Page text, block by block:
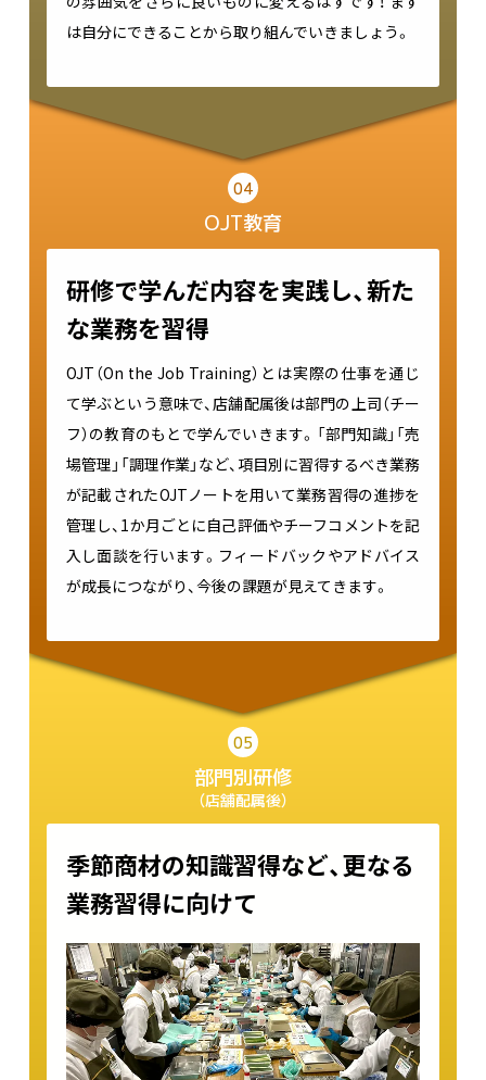
は自分にできることから取り組んでいきましょう。
04
OJT教育
研修で学んだ内容を実践し、新た
な業務を習得
OJT（On the Job Training）とは実際の仕事を通じ
て学ぶという意味で、店舗配属後は部門の上司（チー
フ）の教育のもとで学んでいきます。「部門知識」「売
場管理」「調理作業」など、項目別に習得するべき業務
が記載されたOJTノートを用いて業務習得の進捗を
管理し、1か月ごとに自己評価やチーフコメントを記
入し面談を行います。フィードバックやアドバイス
が成長につながり、今後の課題が見えてきます。
05
部門別研修
（店舗配属後）
季節商材の知識習得など、更なる
業務習得に向けて